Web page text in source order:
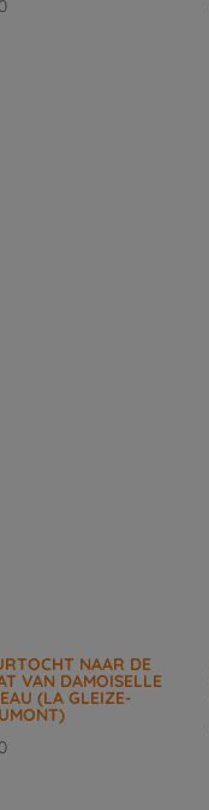
NAAR DE
VAN DAMOISELLE
(LA GLEIZE-